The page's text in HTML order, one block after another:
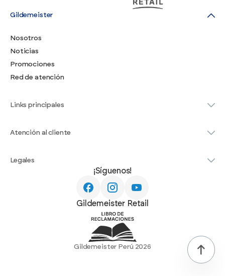
Gildemeister
Nosotros
Noticias
Promociones
Red de atención
Links principales
Atención al cliente
Legales
¡Síguenos!
Gildemeister Retail
Gildemeister Perú 2026